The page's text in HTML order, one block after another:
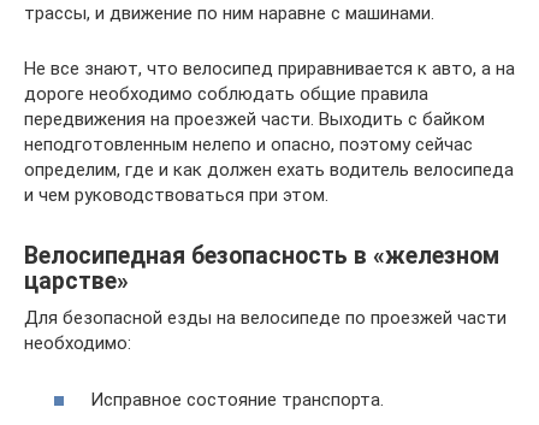
трассы, и движение по ним наравне с машинами.
Не все знают, что велосипед приравнивается к авто, а на
дороге необходимо соблюдать общие правила
передвижения на проезжей части. Выходить с байком
неподготовленным нелепо и опасно, поэтому сейчас
определим, где и как должен ехать водитель велосипеда
и чем руководствоваться при этом.
Велосипедная безопасность в «железном
царстве»
Для безопасной езды на велосипеде по проезжей части
необходимо:
Исправное состояние транспорта.